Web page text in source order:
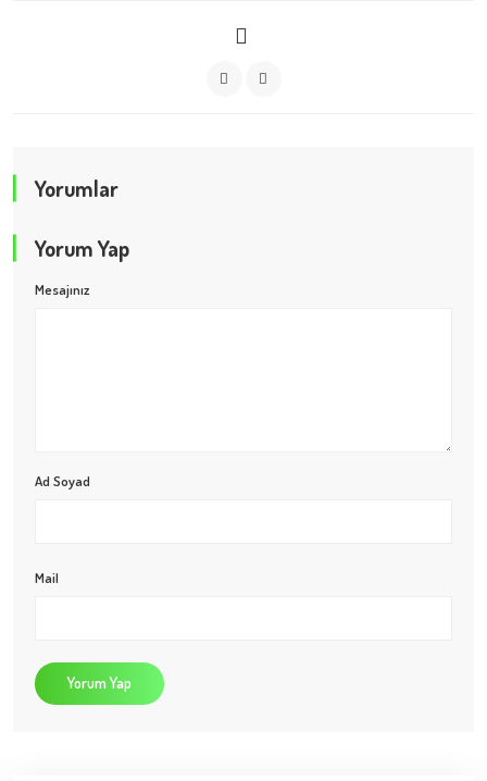
Yorumlar
Yorum Yap
Mesajınız
Ad Soyad
Mail
Yorum Yap